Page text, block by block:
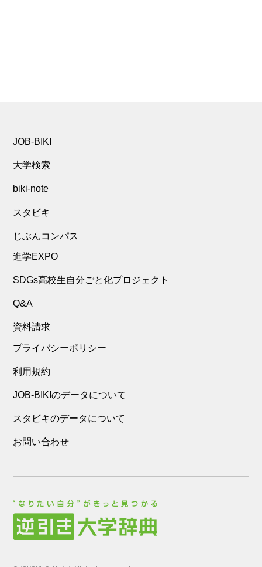
JOB-BIKI
大学検索
biki-note
スタビキ
じぶんコンパス
進学EXPO
SDGs高校生自分ごと化プロジェクト
Q&A
資料請求
プライバシーポリシー
利用規約
JOB-BIKIのデータについて
スタビキのデータについて
お問い合わせ